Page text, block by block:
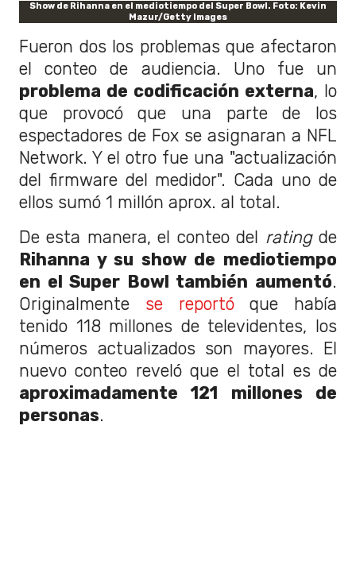
Show de Rihanna en el mediotiempo del Super Bowl. Foto: Kevin
Mazur/Getty Images
Fueron dos los problemas que afectaron
el conteo de audiencia. Uno fue un
problema de codificación externa, lo
que provocó que una parte de los
espectadores de Fox se asignaran a NFL
Network. Y el otro fue una "actualización
del firmware del medidor". Cada uno de
ellos sumó 1 millón aprox. al total.
De esta manera, el conteo del ratingde
Rihanna y su show de mediotiempo
en el Super Bowl también aumentó.
Originalmente se reportóque había
tenido 118 millones de televidentes, los
números actualizados son mayores. El
nuevo conteo reveló que el total es de
aproximadamente 121 millones de
personas.